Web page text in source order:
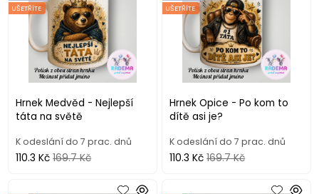
Hrnek Medvěd - Nejlepší
táta na světě
UŠETŘÍTE
K odeslání do 7 prac. dnů
110.3 Kč 169.7 Kč
Hrnek Opice - Po kom to
dítě asi je?
UŠETŘÍTE
K odeslání do 7 prac. dnů
110.3 Kč 169.7 Kč